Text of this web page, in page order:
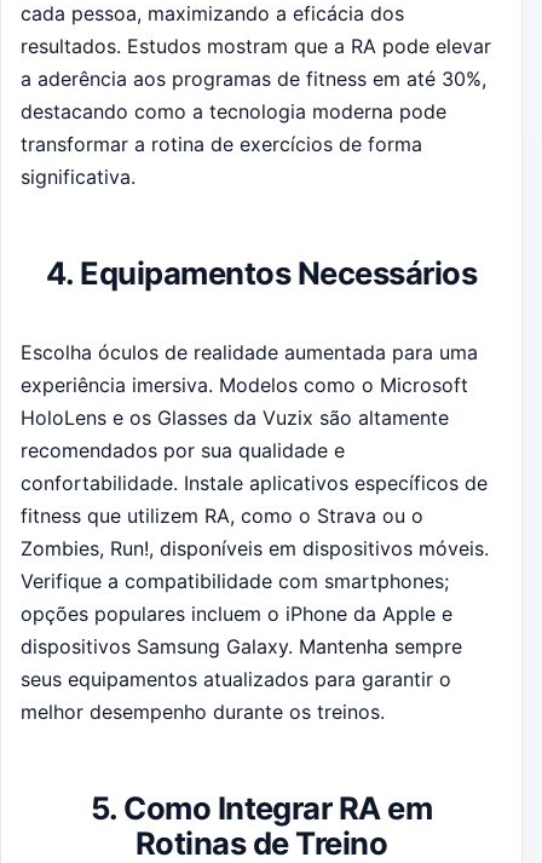
cada pessoa, maximizando a eficácia dos
resultados. Estudos mostram que a RA pode elevar
a aderência aos programas de fitness em até 30%,
destacando como a tecnologia moderna pode
transformar a rotina de exercícios de forma
significativa.
4. Equipamentos Necessários
Escolha óculos de realidade aumentada para uma
experiência imersiva. Modelos como o Microsoft
HoloLens e os Glasses da Vuzix são altamente
recomendados por sua qualidade e
confortabilidade. Instale aplicativos específicos de
fitness que utilizem RA, como o Strava ou o
Zombies, Run!, disponíveis em dispositivos móveis.
Verifique a compatibilidade com smartphones;
opções populares incluem o iPhone da Apple e
dispositivos Samsung Galaxy. Mantenha sempre
seus equipamentos atualizados para garantir o
melhor desempenho durante os treinos.
5. Como Integrar RA em
Rotinas de Treino